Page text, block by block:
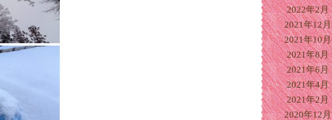
2022年2月
2021年12月
2021年10月
2021年8月
2021年6月
2021年4月
2021年2月
2020年12月